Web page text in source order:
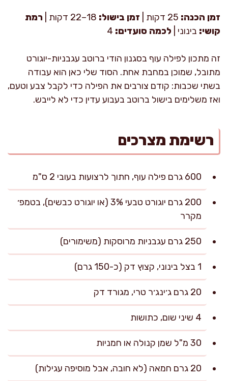
זמן הכנה: זמן בישול:
רמת
קושי: בינוני | לכמה סועדים:
זה מתכון לפילה עוף בסגנון הודי ברוטב עגבניות-יוגורט
מתובל, שמוכן במחבת אחת. הסוד שלי כאן הוא עבודה
בשתי שכבות: קודם צורבים את הפילה כדי לקבל צבע וטעם,
ואז משלימים בישול ברוטב בעבוע עדין כדי לא לייבש.
רשימת מצרכים
600 גרם פילה עוף, חתוך לרצועות בעובי 2 ס"מ
200 גרם יוגורט טבעי 3% (או יוגורט כבשים), בטמפ׳
מקרר
250 גרם עגבניות מרוסקות (משימורים)
1 בצל בינוני, קצוץ דק (כ-150 גרם)
20 גרם ג׳ינג׳ר טרי, מגורד דק
4 שיני שום, כתושות
30 מ"ל שמן קנולה או חמניות
20 גרם חמאה (לא חובה, אבל מוסיפה עגילות)